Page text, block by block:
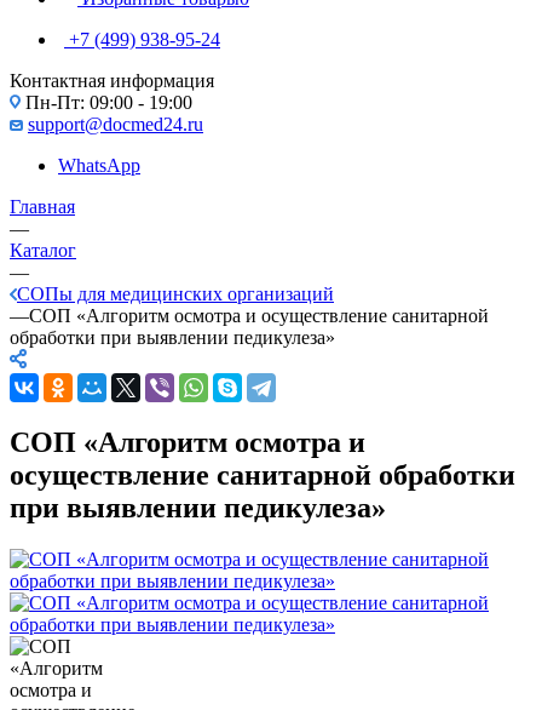
+7 (499) 938-95-24
Контактная информация
Пн-Пт: 09:00 - 19:00
support@docmed24.ru
WhatsApp
Главная
—
Каталог
—
СОПы для медицинских организаций
—СОП «Алгоритм осмотра и осуществление санитарной
обработки при выявлении педикулеза»
СОП «Алгоритм осмотра и
осуществление санитарной обработки
при выявлении педикулеза»